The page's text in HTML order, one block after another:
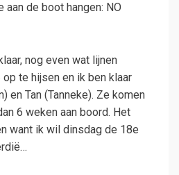
aan de boot hangen: NO
nog even wat lijnen
te hijsen en ik ben klaar
en Tan (Tanneke). Ze komen
6 weken aan boord. Het
want ik wil dinsdag de 18e